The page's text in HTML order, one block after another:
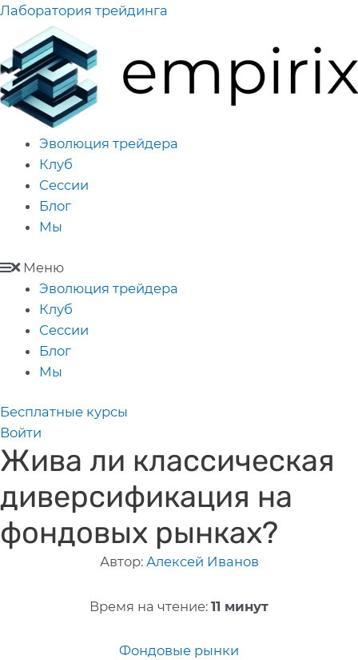
Перейти
содержимому
Лаборатория трейдинга
Эволюция трейдера
Клуб
Сессии
Блог
Мы
Меню
Эволюция трейдера
Клуб
Сессии
Блог
Мы
Бесплатные курсы
Войти
Жива ли классическая
диверсификация на
фондовых рынках?
Автор: Алексей Иванов
Время на чтение: 11 минут
Фондовые рынки